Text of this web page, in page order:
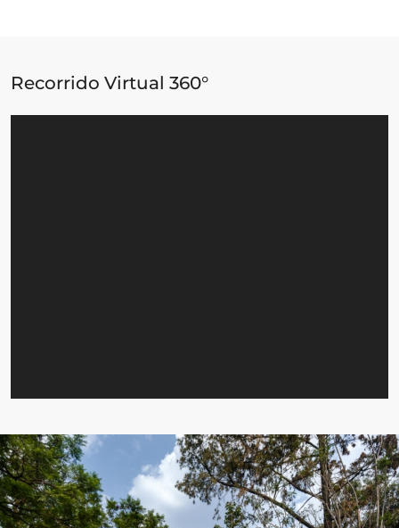
Recorrido Virtual 360°